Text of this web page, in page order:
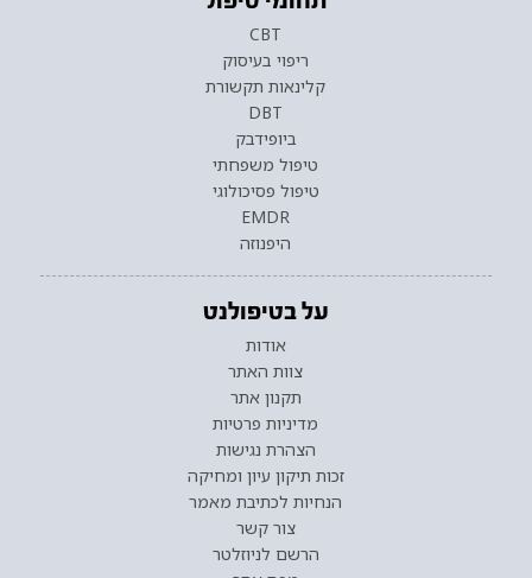
CBT
ריפוי בעיסוק
קלינאות תקשורת
DBT
ביופידבק
טיפול משפחתי
טיפול פסיכולוגי
EMDR
היפנוזה
על בטיפולנט
אודות
צוות האתר
תקנון אתר
מדיניות פרטיות
הצהרת נגישות
זכות תיקון עיון ומחיקה
הנחיות לכתיבת מאמר
צור קשר
הרשם לניוזלטר